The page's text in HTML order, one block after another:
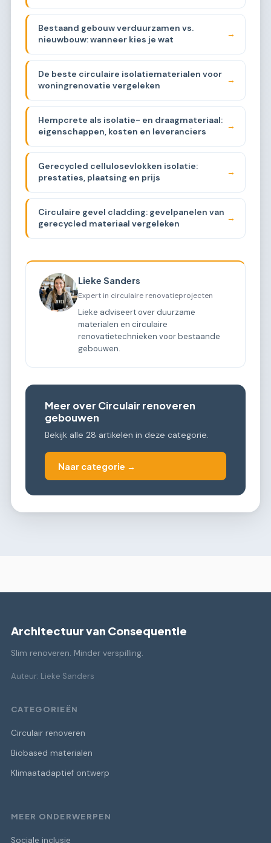
Bestaand gebouw verduurzamen vs.
nieuwbouw: wanneer kies je wat
→
De beste circulaire isolatiematerialen voor
woningrenovatie vergeleken
→
Hempcrete als isolatie- en draagmateriaal:
eigenschappen, kosten en leveranciers
→
Gerecycled cellulosevlokken isolatie:
prestaties, plaatsing en prijs
→
Circulaire gevel cladding: gevelpanelen van
gerecycled materiaal vergeleken
→
Lieke Sanders
Expert in circulaire renovatieprojecten
Lieke adviseert over duurzame
materialen en circulaire
renovatietechnieken voor bestaande
gebouwen.
Meer over Circulair renoveren
gebouwen
Bekijk alle 28 artikelen in deze categorie.
Naar categorie →
Architectuur van Consequentie
Slim renoveren. Minder verspilling.
Auteur: Lieke Sanders
CATEGORIEËN
Circulair renoveren
Biobased materialen
Klimaatadaptief ontwerp
MEER ONDERWERPEN
Sociale inclusie